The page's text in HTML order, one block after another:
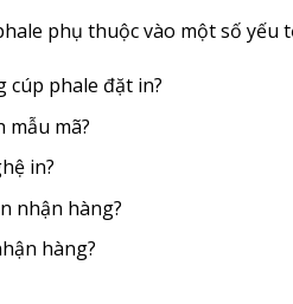
phụ thuộc vào một số yếu
cúp phale đặt in?
mẫu mã?
in?
nhận hàng?
hàng?